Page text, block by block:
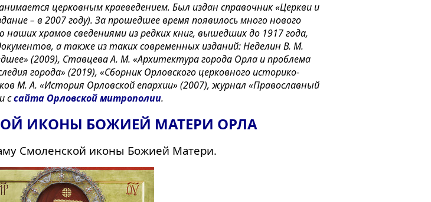
церковным краеведением. Был издан справочник «Церкви и
– в 2007 году). За прошедшее время появилось много нового
храмов сведениями из редких книг, вышедших до 1917 года,
а также из таких современных изданий: Неделин В. М.
(2009), Ставцева А. М. «Архитектура города Орла и проблема
города» (2019), «Сборник Орловского церковного историко-
М. А. «История Орловской епархии» (2007), журнал «Православный
ссайта Орловской митрополии.
ИКОНЫ БОЖИЕЙ МАТЕРИ ОРЛА
Смоленской иконы Божией Матери.